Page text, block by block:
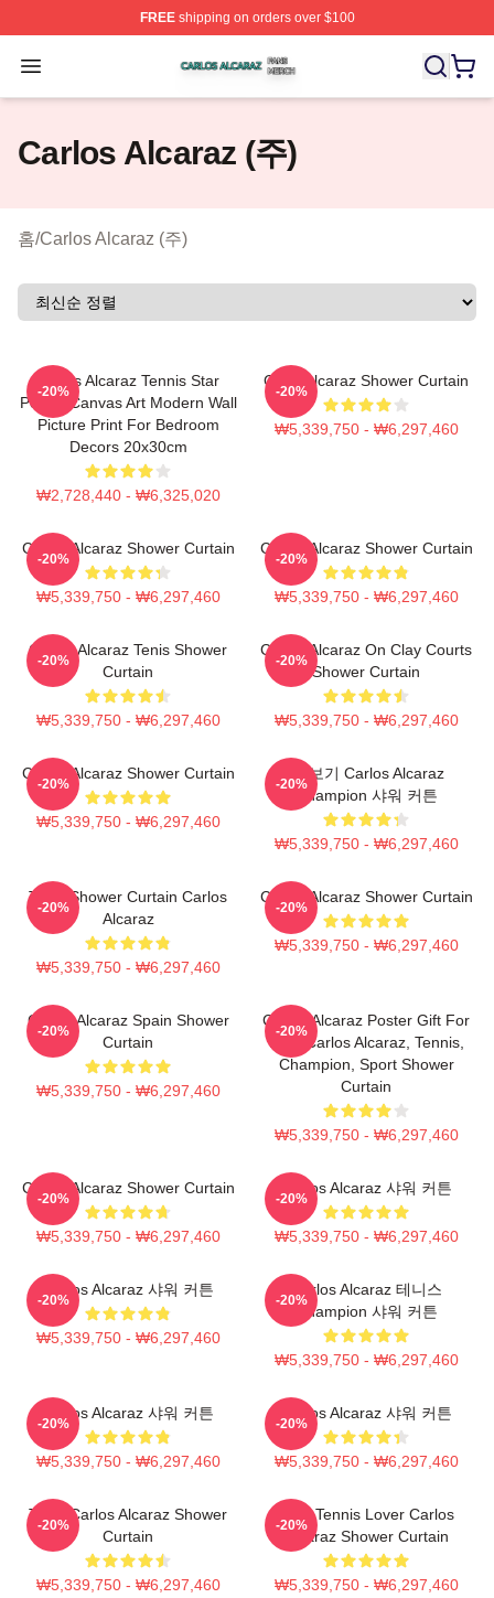
FREEshipping on orders over $100
Open menu
Carlos Alcaraz Shop ⚡️ Officially Licensed Carlos
Carlos Alcaraz (주)
홈/Carlos Alcaraz (주)
Carlos Alcaraz Tennis Star
Poster Canvas Art Modern Wall
Picture Print For Bedroom
Decors 20x30cm
₩2,728,440 - ₩6,325,020
-20%
Carlo Alcaraz Shower Curtain
₩5,339,750 - ₩6,297,460
-20%
Carlos Alcaraz Shower Curtain
₩5,339,750 - ₩6,297,460
-20%
Carlos Alcaraz Shower Curtain
₩5,339,750 - ₩6,297,460
-20%
Carlos Alcaraz Tenis Shower
Curtain
₩5,339,750 - ₩6,297,460
-20%
Carlos Alcaraz On Clay Courts
Shower Curtain
₩5,339,750 - ₩6,297,460
-20%
Carlos Alcaraz Shower Curtain
₩5,339,750 - ₩6,297,460
-20%
더 보기 Carlos Alcaraz
Champion 샤워 커튼
₩5,339,750 - ₩6,297,460
-20%
Tenis Shower Curtain Carlos
Alcaraz
₩5,339,750 - ₩6,297,460
-20%
Carloz Alcaraz Shower Curtain
₩5,339,750 - ₩6,297,460
-20%
Carlos Alcaraz Spain Shower
Curtain
₩5,339,750 - ₩6,297,460
-20%
Carlos Alcaraz Poster Gift For
Him, Carlos Alcaraz, Tennis,
Champion, Sport Shower
Curtain
₩5,339,750 - ₩6,297,460
-20%
Carlos Alcaraz Shower Curtain
₩5,339,750 - ₩6,297,460
-20%
Carlos Alcaraz 샤워 커튼
₩5,339,750 - ₩6,297,460
-20%
Carlos Alcaraz 샤워 커튼
₩5,339,750 - ₩6,297,460
-20%
Carlos Alcaraz 테니스
Champion 샤워 커튼
₩5,339,750 - ₩6,297,460
-20%
Carlos Alcaraz 샤워 커튼
₩5,339,750 - ₩6,297,460
-20%
Carlos Alcaraz 샤워 커튼
₩5,339,750 - ₩6,297,460
-20%
Tenis Carlos Alcaraz Shower
Curtain
₩5,339,750 - ₩6,297,460
-20%
Girls Tennis Lover Carlos
Alcaraz Shower Curtain
₩5,339,750 - ₩6,297,460
-20%